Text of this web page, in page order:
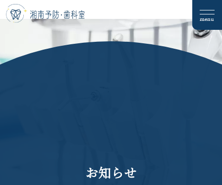
menu
お知らせ